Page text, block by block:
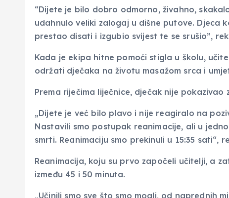
“Dijete je bilo dobro odmorno, živahno,
udahnulo veliki zalogaj u dišne ​​​​putove. Djeca
prestao disati i izgubio svijest te se srušio”,
Kada je ekipa hitne pomoći stigla u školu,
održati dječaka na životu masažom srca i
Prema riječima liječnice, dječak nije
„Dijete je već bilo plavo i nije reagiralo na
Nastavili smo postupak reanimacije, ali u
smrti. Reanimaciju smo prekinuli u 15:35 sati“,
Reanimacija, koju su prvo započeli učitelji, a
između 45 i 50 minuta.
„Učinili smo sve što smo mogli, od naprednih